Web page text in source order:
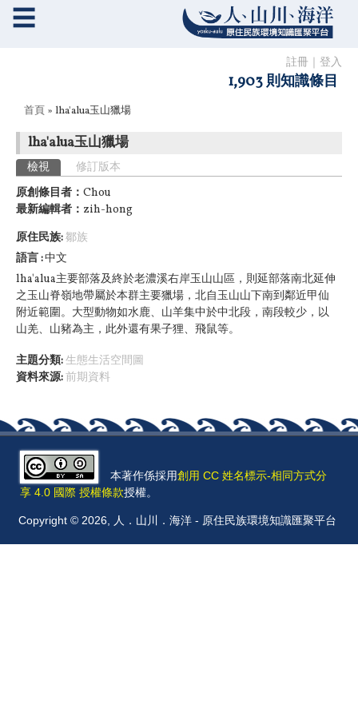
註冊 登入
1,903 則知識條目
☰
您在這裡
首頁 » lha'alua玉山獵場
lha'alua玉山獵場
主要索引標籤
檢視 (作用中頁籤)
修訂版本
原創條目者： Chou
最新編輯者： zih-hong
原住民族:鄒族
語言 中文
lha'alua主要部落及終於老濃溪右岸玉山山區，則延部落南北延伸
之玉山脊嶺地帶屬於本群主要獵場，北自玉山山下南到鄰近甲仙
附近範圍。大型動物如水鹿、山羊集中於中北段，南段較少，以
山羌、山豬為主，此外還有果子狸、飛鼠等。
主題分類:生態生活空間圖
資料來源:前期資料
本著作係採用創用 CC 姓名標示-相同方式分
享 4.0 國際 授權條款授權。
Copyright © 2026, 人．山川．海洋 - 原住民族環境知識匯聚平台